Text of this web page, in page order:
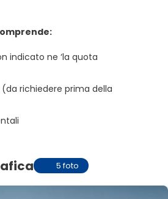
indicato ne ‘la quota
(da richiedere prima della
5 foto